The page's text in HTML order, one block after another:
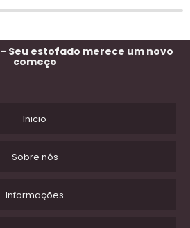
Seu estofado merece um novo
começo
Inicio
Sobre nós
Informações